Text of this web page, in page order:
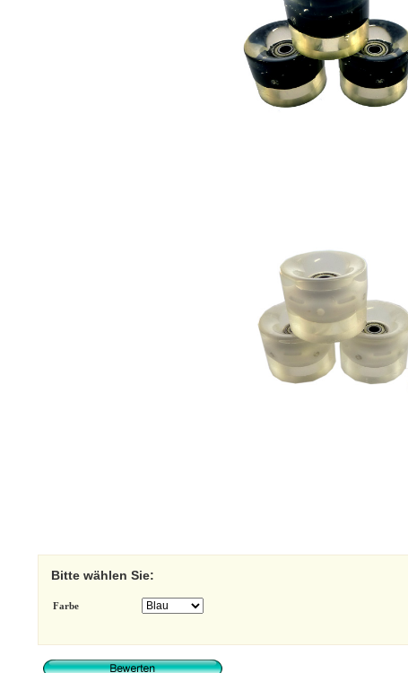
Bitte wählen Sie:
Farbe